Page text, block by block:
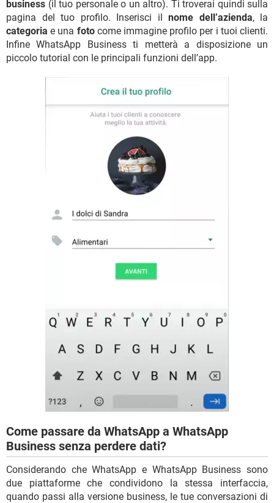
business (il tuo personale o un altro). Ti troverai quindi sulla
pagina del tuo profilo. Inserisci il nome dell’azienda, la
categoria e una fotocome immagine profilo per i tuoi clienti.
Infine WhatsApp Business ti metterà a disposizione un
piccolo tutorial con le principali funzioni dell’app.
Come passare da WhatsApp a WhatsApp
Business senza perdere dati?
Considerando che WhatsApp e WhatsApp Business sono
due piattaforme che condividono la stessa interfaccia,
quando passi alla versione business, le tue conversazioni di